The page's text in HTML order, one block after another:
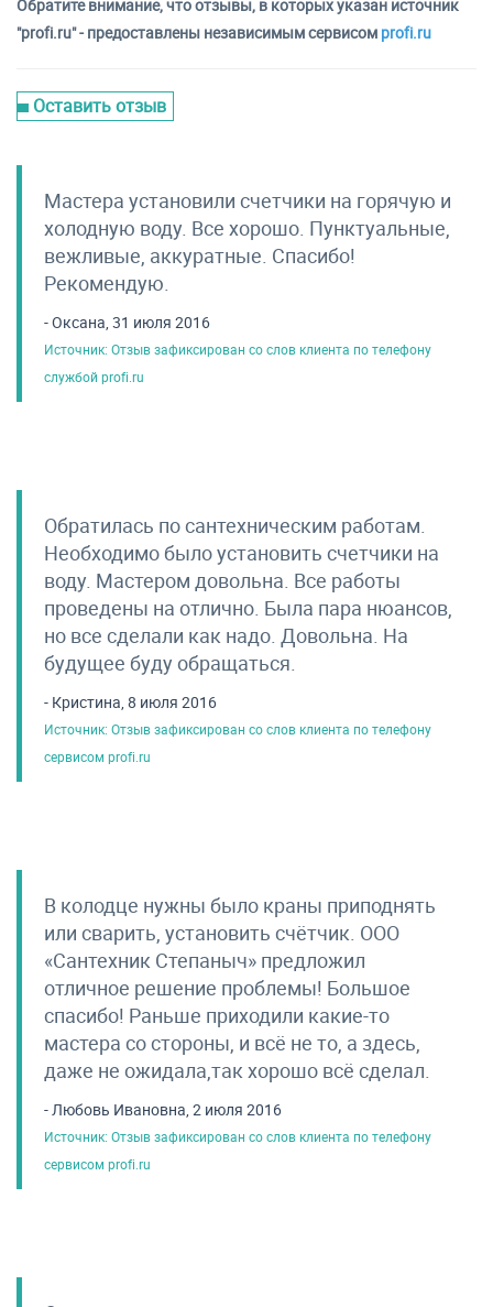
Обратите внимание, что отзывы, в которых указан источник
"profi.ru" - предоставлены независимым сервисом profi.ru
Оставить отзыв
Мастера установили счетчики на горячую и
холодную воду. Все хорошо. Пунктуальные,
вежливые, аккуратные. Спасибо!
Рекомендую.
- Оксана, 31 июля 2016
Источник: Отзыв зафиксирован со слов клиента по телефону
службой profi.ru
Обратилась по сантехническим работам.
Необходимо было установить счетчики на
воду. Мастером довольна. Все работы
проведены на отлично. Была пара нюансов,
но все сделали как надо. Довольна. На
будущее буду обращаться.
- Кристина, 8 июля 2016
Источник: Отзыв зафиксирован со слов клиента по телефону
сервисом profi.ru
В колодце нужны было краны приподнять
или сварить, установить счётчик. ООО
«Сантехник Степаныч» предложил
отличное решение проблемы! Большое
спасибо! Раньше приходили какие-то
мастера со стороны, и всё не то, а здесь,
даже не ожидала,так хорошо всё сделал.
- Любовь Ивановна, 2 июля 2016
Источник: Отзыв зафиксирован со слов клиента по телефону
сервисом profi.ru